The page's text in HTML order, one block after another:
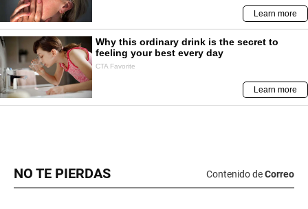
NO TE PIERDAS Contenido deCorreo